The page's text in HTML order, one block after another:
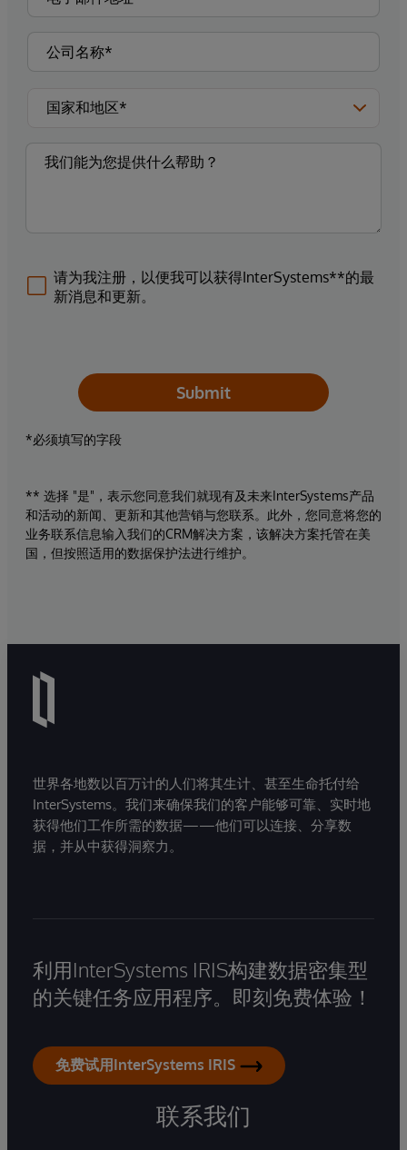
请为我注册，以便我可以获得InterSystems**的最
新消息和更新。
Submit
*必须填写的字段
** 选择 "是"，表示您同意我们就现有及未来InterSystems产品
和活动的新闻、更新和其他营销与您联系。此外，您同意将您的
业务联系信息输入我们的CRM解决方案，该解决方案托管在美
国，但按照适用的数据保护法进行维护。
世界各地数以百万计的人们将其生计、甚至生命托付给
InterSystems。我们来确保我们的客户能够可靠、实时地
获得他们工作所需的数据——他们可以连接、分享数
据，并从中获得洞察力。
利用InterSystems IRIS构建数据密集型
的关键任务应用程序。即刻免费体验！
免费试用InterSystems IRIS
联系我们